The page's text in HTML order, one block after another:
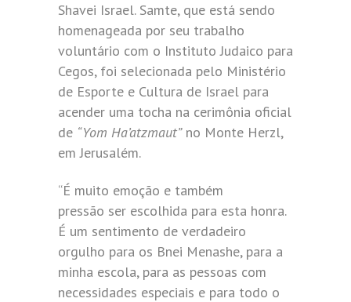
Shavei Israel. Samte, que está sendo
homenageada por seu trabalho
voluntário com o Instituto Judaico para
Cegos, foi selecionada pelo Ministério
de Esporte e Cultura de Israel para
acender uma tocha na cerimônia oficial
de “Yom Ha’atzmaut”no Monte Herzl,
em Jerusalém.
“É muito emoção e também
pressão ser escolhida para esta honra.
É um sentimento de verdadeiro
orgulho para os Bnei Menashe, para a
minha escola, para as pessoas com
necessidades especiais e para todo o